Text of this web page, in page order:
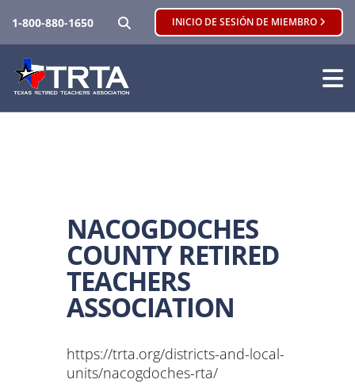
1-800-880-1650 BUSCARINICIO DE SESIÓN DE MIEMBRO
NACOGDOCHES
COUNTY RETIRED
TEACHERS
ASSOCIATION
https://trta.org/districts-and-local-
units/nacogdoches-rta/